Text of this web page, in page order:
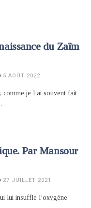
du Zaïm
5 AOÛT 2022
comme je l’ai souvent fait
Par Mansour
27 JUILLET 2021
lui insuffle l’oxygène